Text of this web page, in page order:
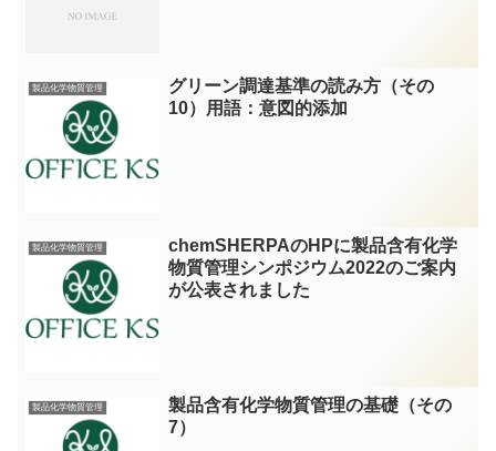
製品化学物質管理
グリーン調達基準の読み方（その
10）用語：意図的添加
製品化学物質管理
chemSHERPAのHPに製品含有化学
物質管理シンポジウム2022のご案内
が公表されました
製品化学物質管理
製品含有化学物質管理の基礎（その
7）